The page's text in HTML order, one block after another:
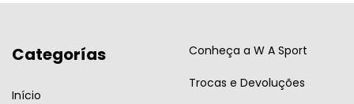
Categorías
Início
Conheça a W A Sport
Trocas e Devoluções